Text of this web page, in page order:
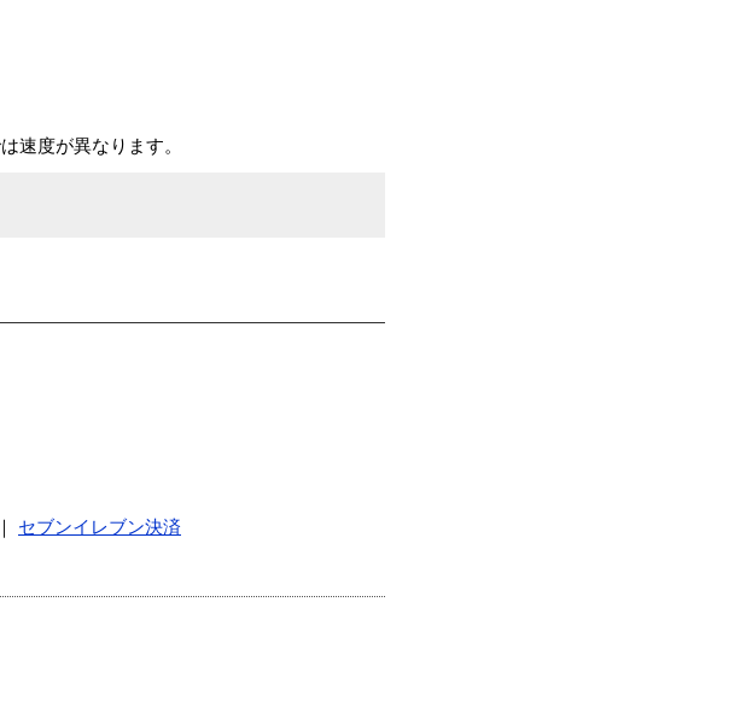
速度が異なります。
セブンイレブン決済